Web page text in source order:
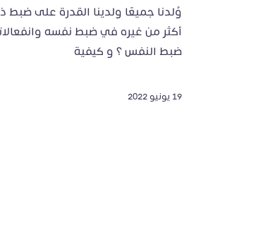
وُلدنا جميعًا ولدينا القدرة على ضبط
أكثر من غيره في ضبط نفسه
ضبط النفس ؟ و كيفية
19 يونيو 2022